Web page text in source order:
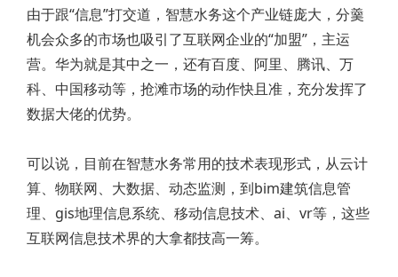
由于跟“信息”打交道，智慧水务这个产业链庞大，分羹
机会众多的市场也吸引了互联网企业的“加盟”，主运
营。华为就是其中之一，还有百度、阿里、腾讯、万
科、中国移动等，抢滩市场的动作快且准，充分发挥了
数据大佬的优势。
可以说，目前在智慧水务常用的技术表现形式，从云计
算、物联网、大数据、动态监测，到bim建筑信息管
理、gis地理信息系统、移动信息技术、ai、vr等，这些
互联网信息技术界的大拿都技高一筹。